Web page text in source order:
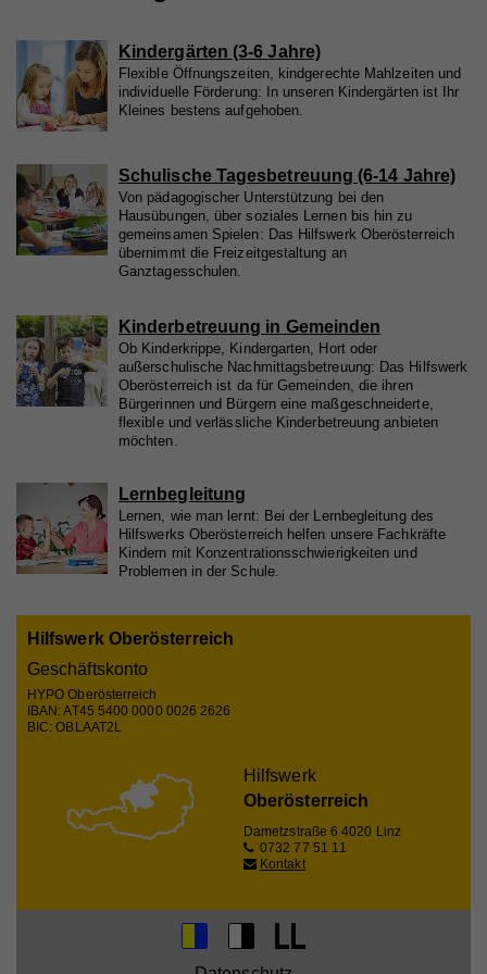
Kindergärten (3-6 Jahre)
Flexible Öffnungszeiten, kindgerechte Mahlzeiten und
individuelle Förderung: In unseren Kindergärten ist Ihr
Kleines bestens aufgehoben.
Schulische Tagesbetreuung (6-14 Jahre)
Von pädagogischer Unterstützung bei den
Hausübungen, über soziales Lernen bis hin zu
gemeinsamen Spielen: Das Hilfswerk Oberösterreich
übernimmt die Freizeitgestaltung an
Ganztagesschulen.
Kinderbetreuung in Gemeinden
Ob Kinderkrippe, Kindergarten, Hort oder
außerschulische Nachmittagsbetreuung: Das Hilfswerk
Oberösterreich ist da für Gemeinden, die ihren
Bürgerinnen und Bürgern eine maßgeschneiderte,
flexible und verlässliche Kinderbetreuung anbieten
möchten.
Lernbegleitung
Lernen, wie man lernt: Bei der Lernbegleitung des
Hilfswerks Oberösterreich helfen unsere Fachkräfte
Kindern mit Konzentrationsschwierigkeiten und
Problemen in der Schule.
Hilfswerk Oberösterreich
Geschäftskonto
HYPO Oberösterreich
IBAN: AT45 5400 0000 0026 2626
BIC: OBLAAT2L
Hilfswerk
Oberösterreich
Dametzstraße 64020 Linz
0732 77 51 11
Kontakt
Name _gid
Laufzeit 1 Tag
Zweck
Registriert eine eindeutige ID, die verwendet wird,
um statistische Daten dazu, wie der Besucher die
Website nutzt, zu generieren.
Name _ga
Anbieter Whatchado
2 Jahre
Zweck
um statistische Daten dazu, wie der Besucher die
Website nutzt, zu generieren.
Anbieter Whatchado
Zweck
Name CAKEPHP
Laufzeit Ende der Browsernutzung
Speichert notwendige Sessiondaten für
Basisfunktion der Website.
Anbieter Google Analytics
Laufzeit 1 Tag
Zweck
um statistische Daten dazu, wie der Besucher die
Website nutzt, zu generieren.